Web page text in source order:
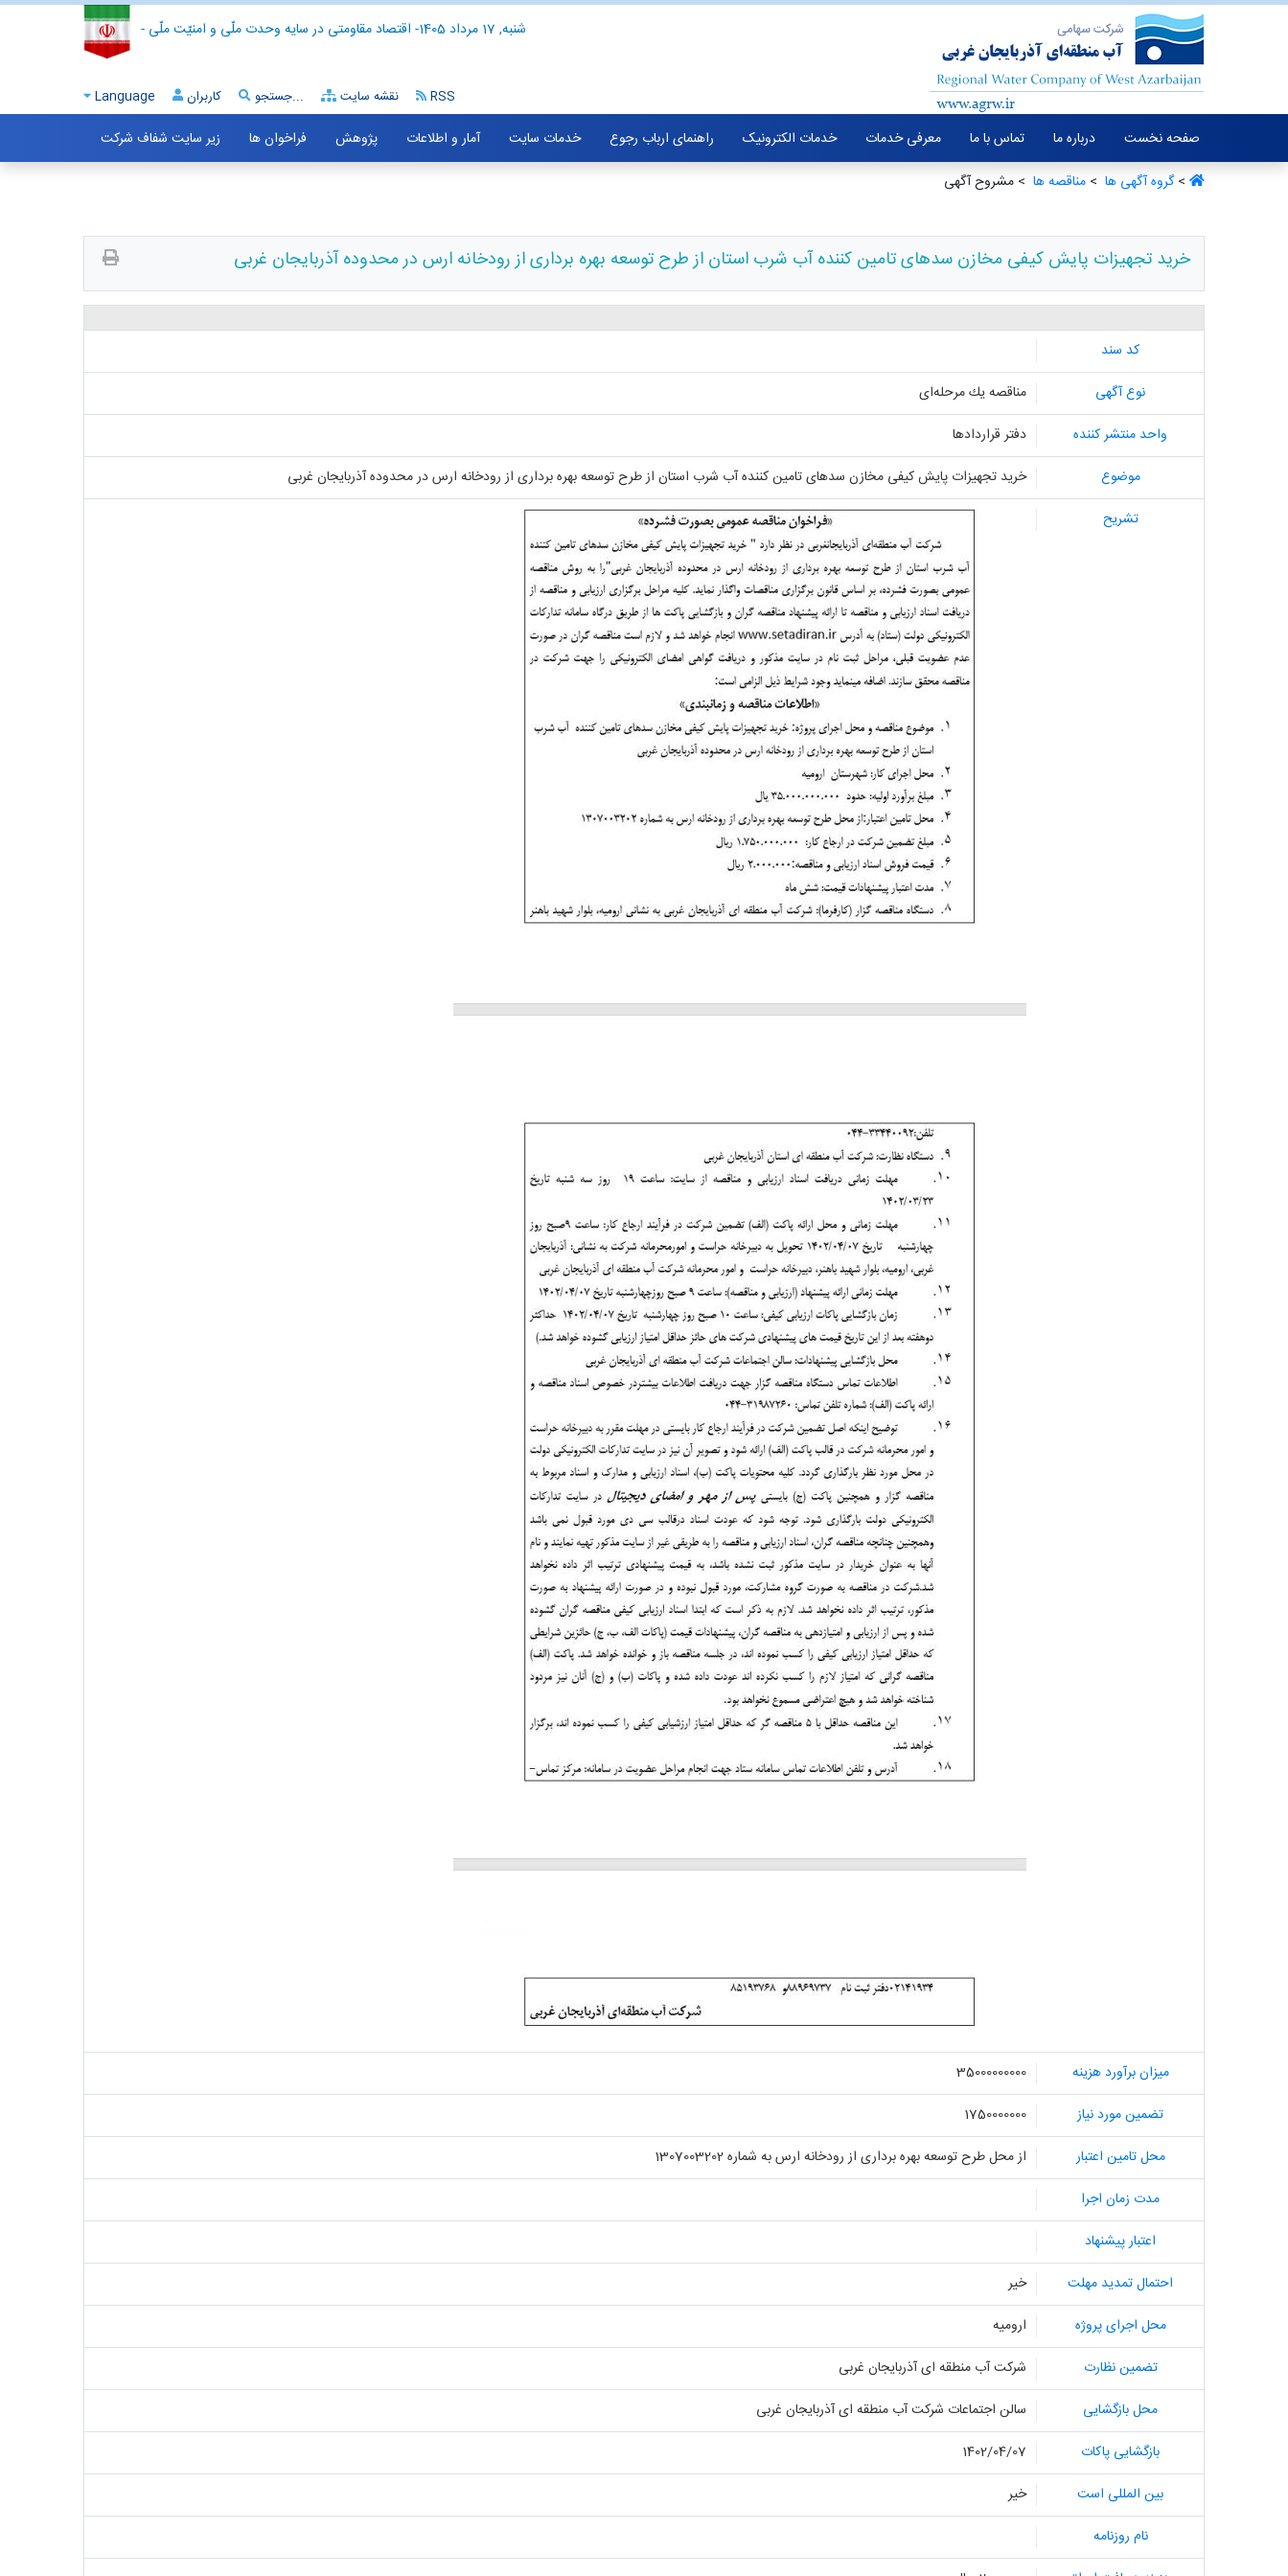
- اقتصاد مقاومتی در سایه وحدت ملّی و امنیّت ملّی - شنبه, 17 مرداد 1405
Language کاربران جستجو... نقشه سایت RSS
صفحه نخست درباره ما تماس با ما معرفی خدمات خدمات الکترونیک راهنمای ارباب رجوع خدمات سایت آمار و اطلاعات پژوهش فراخوان ها
زیر سایت شفاف شرکت
>گروه آگهی ها ‏ > مناقصه ها ‏ > مشروح آگهی
خرید تجهیزات پایش کیفی مخازن سدهای تامین کننده آب شرب استان از طرح توسعه بهره برداری از رودخانه ارس در محدوده آذربایجان غربی
کد سند
نوع آگهی
مناقصه یك مرحله‌ای
واحد منتشر کننده
دفتر قراردادها
موضوع
خرید تجهیزات پایش کیفی مخازن سدهای تامین کننده آب شرب استان از طرح توسعه بهره برداری از رودخانه ارس در محدوده آذربایجان غربی
تشریح
میزان برآورد هزینه
35000000000
تضمین مورد نیاز
1750000000
محل تامین اعتبار
از محل طرح توسعه بهره برداری از رودخانه ارس به شماره 1307003202
مدت زمان اجرا
اعتبار پیشنهاد
احتمال تمدید مهلت
خیر
محل اجرای پروژه
ارومیه
تضمین نظارت
شرکت آب منطقه ای آذربایجان غربی
محل بازگشایی
سالن اجتماعات شرکت آب منطقه ای آذربایجان غربی
بازگشایی پاکات
1402/04/07
بین المللی است
خیر
نام روزنامه